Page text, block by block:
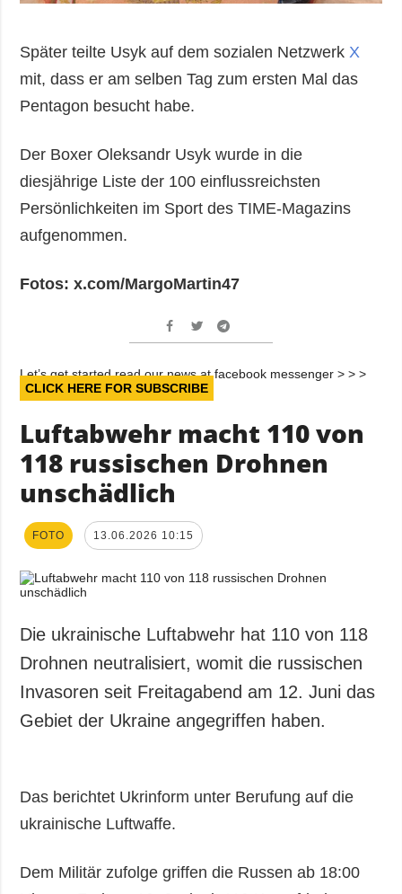
Später teilte Usyk auf dem sozialen NetzwerkX
mit, dass er am selben Tag zum ersten Mal das
Pentagon besucht habe.
Der Boxer Oleksandr Usyk wurde in die
diesjährige Liste der 100 einflussreichsten
Persönlichkeiten im Sport des TIME-Magazins
aufgenommen.
Fotos: x.com/MargoMartin47
Let’s get started read our news at facebook messenger > > >
CLICK HERE FOR SUBSCRIBE
Luftabwehr macht 110 von
118 russischen Drohnen
unschädlich
FOTO 13.06.2026 10:15
Die ukrainische Luftabwehr hat 110 von 118
Drohnen neutralisiert, womit die russischen
Invasoren seit Freitagabend am 12. Juni das
Gebiet der Ukraine angegriffen haben.
Das berichtet Ukrinform unter Berufung auf die
ukrainische Luftwaffe.
Dem Militär zufolge griffen die Russen ab 18:00